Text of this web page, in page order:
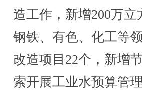
造工作，新增200万
钢铁、有色、化工等
改造项目22个，新增
索开展工业水预算管理